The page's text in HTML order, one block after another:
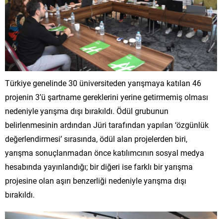
Türkiye genelinde 30 üniversiteden yarışmaya katılan 46
projenin 3’ü şartname gereklerini yerine getirmemiş olması
nedeniyle yarışma dışı bırakıldı. Ödül grubunun
belirlenmesinin ardından Jüri tarafından yapılan ‘özgünlük
değerlendirmesi’ sırasında, ödül alan projelerden biri,
yarışma sonuçlanmadan önce katılımcının sosyal medya
hesabında yayınlandığı; bir diğeri ise farklı bir yarışma
projesine olan aşırı benzerliği nedeniyle yarışma dışı
bırakıldı.